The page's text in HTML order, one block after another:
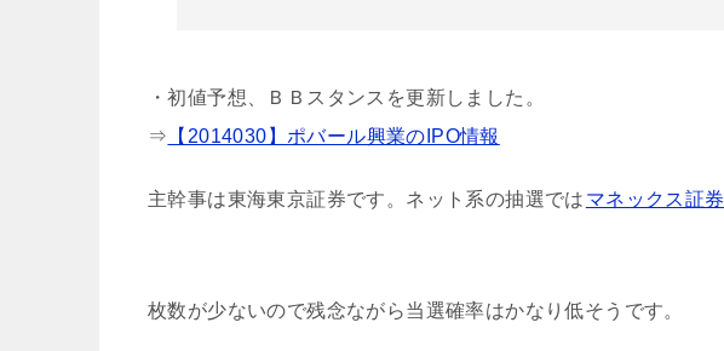
・初値予想、ＢＢスタンスを更新しました。
⇒ 【2014030】ポバール興業のIPO情報
主幹事は東海東京証券です。ネット系の抽選では マネックス証券
枚数が少ないので残念ながら当選確率はかなり低そうです。